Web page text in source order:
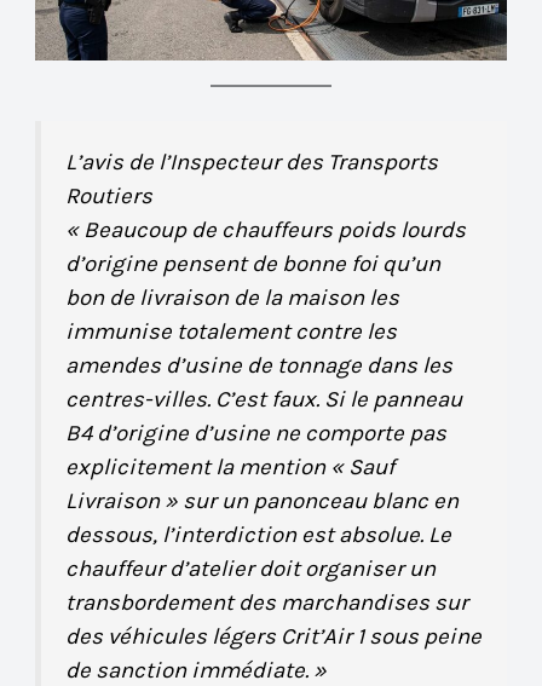
L’avis de l’Inspecteur des Transports
Routiers
« Beaucoup de chauffeurs poids lourds
d’origine pensent de bonne foi qu’un
bon de livraison de la maison les
immunise totalement contre les
amendes d’usine de tonnage dans les
centres-villes. C’est faux. Si le panneau
B4 d’origine d’usine ne comporte pas
explicitement la mention « Sauf
Livraison » sur un panonceau blanc en
dessous, l’interdiction est absolue. Le
chauffeur d’atelier doit organiser un
transbordement des marchandises sur
des véhicules légers Crit’Air 1 sous peine
de sanction immédiate. »